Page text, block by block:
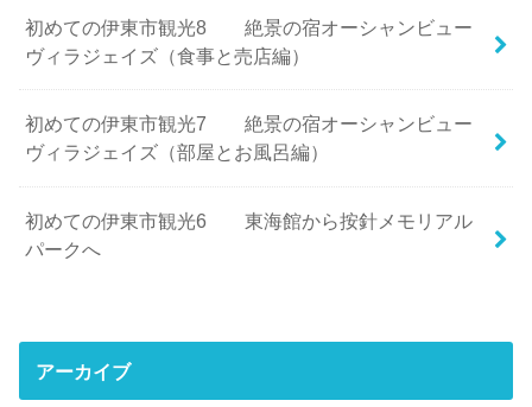
初めての伊東市観光8 絶景の宿オーシャンビュー
ヴィラジェイズ（食事と売店編）
初めての伊東市観光7 絶景の宿オーシャンビュー
ヴィラジェイズ（部屋とお風呂編）
初めての伊東市観光6 東海館から按針メモリアル
パークへ
アーカイブ